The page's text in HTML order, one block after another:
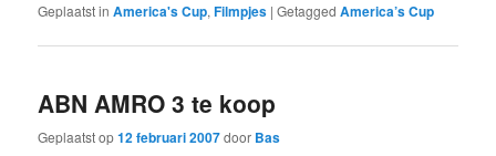
Geplaatst in America's Cup,Filmpjes |Getagged America’s Cup
ABN AMRO 3 te koop
Geplaatst op12 februari 2007door Bas